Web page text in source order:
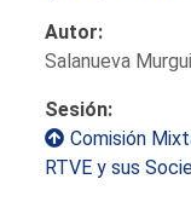
Autor:
Salanueva
Sesión:
Comisión
RTVE y sus